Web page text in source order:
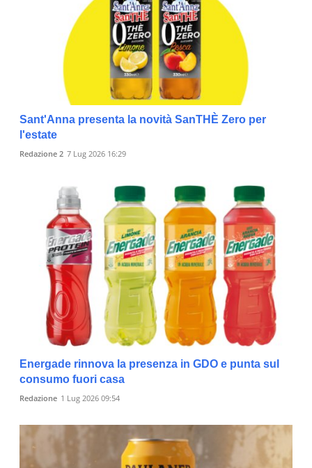
Sant'Anna presenta la novità SanTHÈ Zero per
l'estate
Redazione 2 7 Lug 2026 16:29
Energade rinnova la presenza in GDO e punta sul
consumo fuori casa
Redazione 1 Lug 2026 09:54